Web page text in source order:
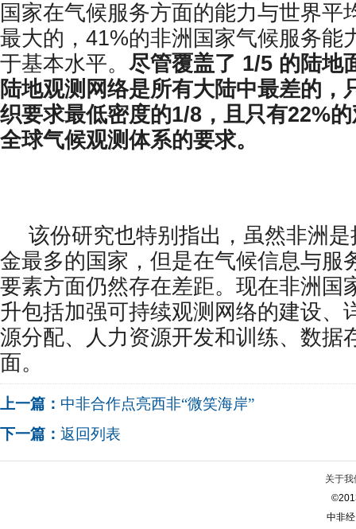
国家在气候服务方面的能力与世界平
最大的，41%的非洲国家气候服务能
于基本水平。 尽管覆盖了 1/5 的陆地
陆地观测网络是所有大陆中最差的，
织要求最低密度的1/8，且只有22%
全球气候观测体系的要求。
该份研究也特别指出，虽然非洲
金最多的国家，但是在气候信息与服
要素方面仍然存在差距。现在非洲国
升包括加强可持续观测网络的建设、
源分配、人力资源开发和训练、数据
面。
上一篇： 中非合作点亮西非“微笑海岸”
下一篇： 返回列表
关于我
中非